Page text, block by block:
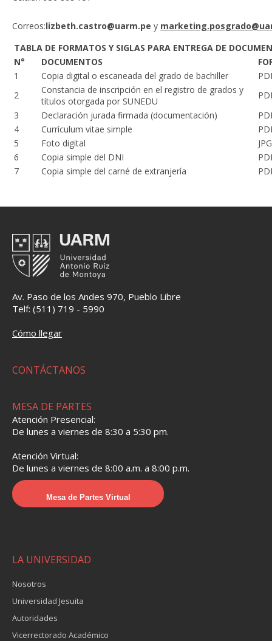
Correos:lizbeth.castro@uarm.pe y
TABLA DE FORMATOS Y SIGLAS PARA ENTREGA DE
N°
DOCUMENTOS
1
Copia digital o escaneada del grado de bachiller
2
Constancia de inscripción en el registro de grados y
títulos otorgada por SUNEDU
3
Declaración jurada firmada (documentación)
4
Currículum vitae simple
5
Foto digital
JPG
6
Copia simple del DNI
7
Copia simple del carné de extranjería
Av. Paso de los Andes 970, Pueblo Libre
Telf: (511) 719 - 5990
Cómo llegar
CONTÁCTANOS
MESA DE PARTES
Atención Presencial:
De lunes a viernes de 8:30 a 5:30 pm.
Atención Virtual:
De lunes a viernes de 8:00 a.m. a 8:00 p.m.
Mesa de Partes Virtual
LA UNIVERSIDAD
Nosotros
Universidad Jesuita
Autoridades
Vicerrectorado Académico